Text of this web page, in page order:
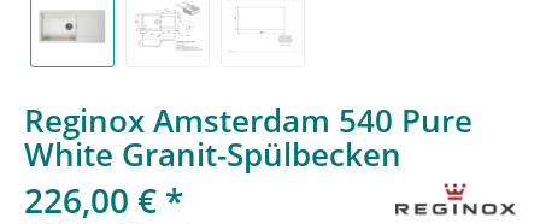
Reginox Amsterdam 540 Pure
White Granit-Spülbecken
226,00 € *